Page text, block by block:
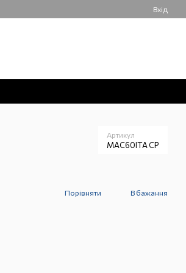
Вхід
Артикул
MAC60ITA CP
Порівняти В бажання